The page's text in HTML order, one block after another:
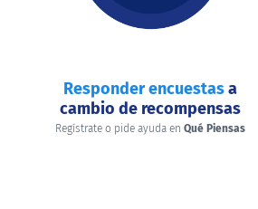
Responder encuestasa
cambio de recompensas
Regístrate o pide ayuda en Qué Piensas